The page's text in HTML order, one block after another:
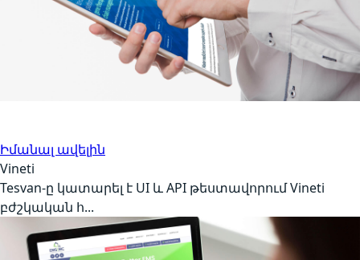
Իմանալ ավելին
Vineti
Tesvan-ը կատարել է UI և API թեստավորում Vineti
բժշկական հ...